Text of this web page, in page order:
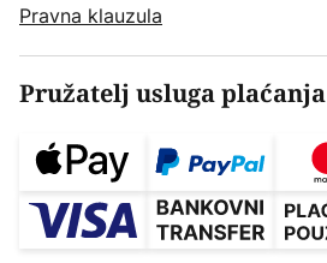
Pravna klauzula
Pružatelj usluga plaćanja